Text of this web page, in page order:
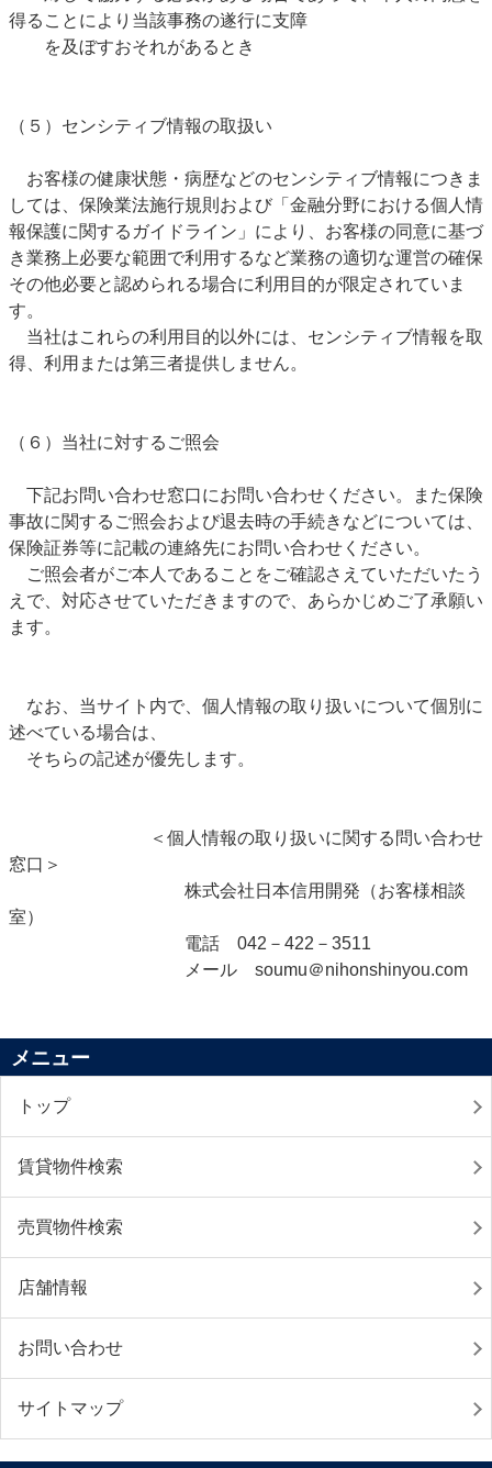
得ることにより当該事務の遂行に支障
を及ぼすおそれがあるとき
（５）センシティブ情報の取扱い
お客様の健康状態・病歴などのセンシティブ情報につきま
しては、保険業法施行規則および「金融分野における個人情
報保護に関するガイドライン」により、お客様の同意に基づ
き業務上必要な範囲で利用するなど業務の適切な運営の確保
その他必要と認められる場合に利用目的が限定されていま
す。
当社はこれらの利用目的以外には、センシティブ情報を取
得、利用または第三者提供しません。
（６）当社に対するご照会
下記お問い合わせ窓口にお問い合わせください。また保険
事故に関するご照会および退去時の手続きなどについては、
保険証券等に記載の連絡先にお問い合わせください。
ご照会者がご本人であることをご確認さえていただいたう
えで、対応させていただきますので、あらかじめご了承願い
ます。
なお、当サイト内で、個人情報の取り扱いについて個別に
述べている場合は、
そちらの記述が優先します。
＜個人情報の取り扱いに関する問い合わせ
窓口＞
株式会社日本信用開発（お客様相談
室）
電話 042－422－3511
メール soumu＠nihonshinyou.com
メニュー
トップ
賃貸物件検索
売買物件検索
店舗情報
お問い合わせ
サイトマップ